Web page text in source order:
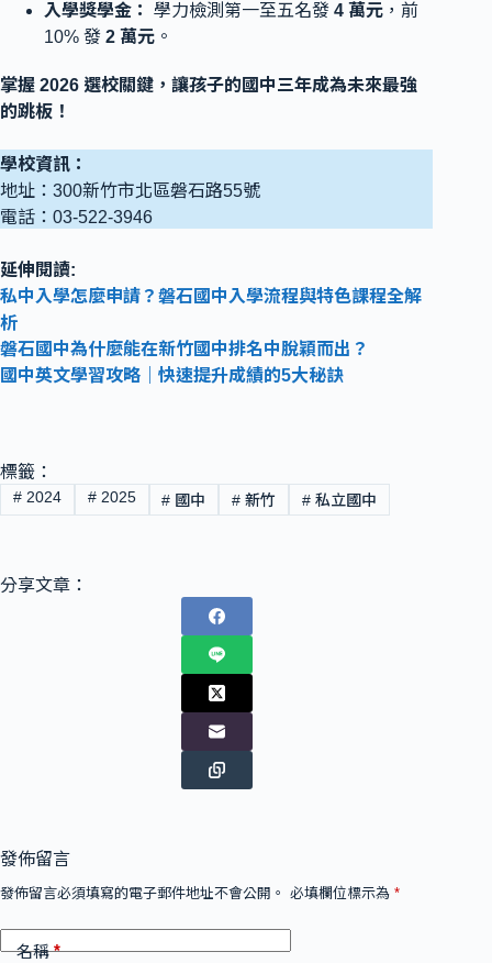
入學獎學金：
學力檢測第一至五名發 4 萬元 ，前
10% 發 2 萬元 。
掌握 2026 選校關鍵，讓孩子的國中三年成為未來最強
的跳板！
學校資訊：
地址：300新竹市北區磐石路55號
電話：03-522-3946
延伸閱讀:
私中入學怎麼申請？磐石國中入學流程與特色課程全解
析
磐石國中為什麼能在新竹國中排名中脫穎而出？
國中英文學習攻略｜快速提升成績的5大秘訣
標籤：
#2024 #2025 # 國中 # 新竹 # 私立國中
分享文章：
發佈留言
發佈留言必須填寫的電子郵件地址不會公開。 必填欄位標示為 *
名稱*